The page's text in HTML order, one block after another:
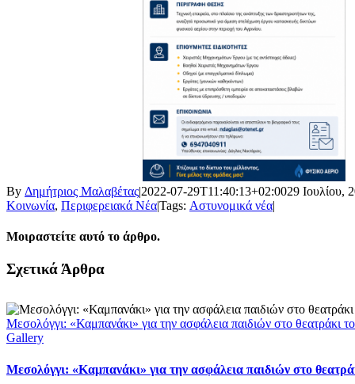
By Δημήτριος Μαλαβέτας|2022-07-29T11:40:13+02:0029 Ιουλίου,
Κοινωνία, Περιφερειακά Νέα|Tags: Αστυνομικά νέα|
Μοιραστείτε αυτό το άρθρο.
Facebook
X
LinkedIn
WhatsApp
Email
Σχετικά Άρθρα
Μεσολόγγι: «Καμπανάκι» για την ασφάλεια παιδιών στο θεατράκι
Gallery
Μεσολόγγι: «Καμπανάκι» για την ασφάλεια παιδιών στο